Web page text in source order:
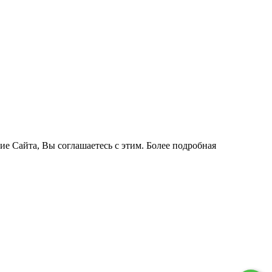
Сайта, Вы соглашаетесь с этим. Более подробная